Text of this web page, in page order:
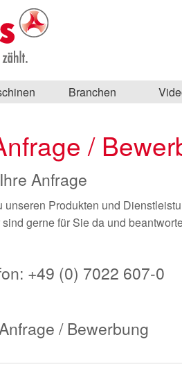
Branchen
/
Anfrage
unseren Produkten und
gerne für Sie da und
+49 (0) 7022 607-0
/ Bewerbung